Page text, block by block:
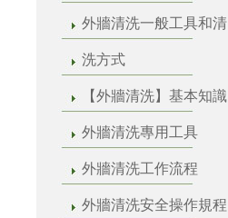
外牆清洗一般工具和清
洗方式
【外牆清洗】基本知識
外牆清洗專用工具
外牆清洗工作流程
外牆清洗安全操作規程